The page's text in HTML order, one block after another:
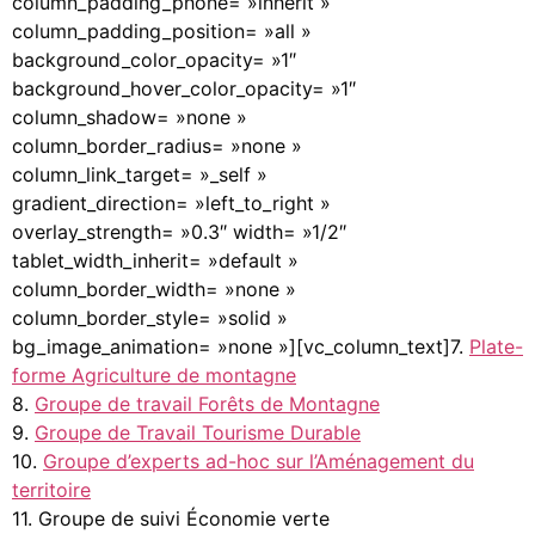
column_padding_position= »all »
background_color_opacity= »1″
background_hover_color_opacity= »1″
column_shadow= »none »
column_border_radius= »none »
column_link_target= »_self »
gradient_direction= »left_to_right »
overlay_strength= »0.3″ width= »1/2″
tablet_width_inherit= »default »
column_border_width= »none »
column_border_style= »solid »
bg_image_animation= »none »][vc_column_text]7. Plate-
forme Agriculture de montagne
8. Groupe de travail Forêts de Montagne
9. Groupe de Travail Tourisme Durable
10. Groupe d’experts ad-hoc sur l’Aménagement du
territoire
11. Groupe de suivi Économie verte